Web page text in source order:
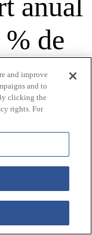
de
en
and improve
and to
clicking the
rights. For